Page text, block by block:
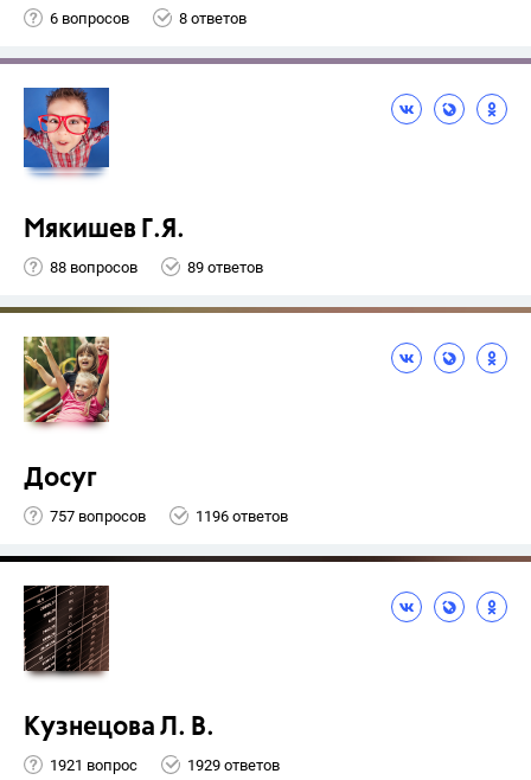
6 вопросов 8 ответов
Мякишев Г.Я.
88 вопросов 89 ответов
Досуг
757 вопросов 1196 ответов
Кузнецова Л. В.
1921 вопрос 1929 ответов